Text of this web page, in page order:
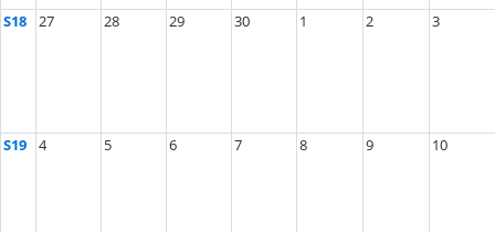
S18 27 28 29 30 1 2 3
S19 4 5 6 7 8 9 10